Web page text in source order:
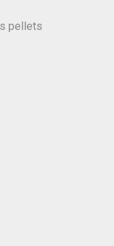
pellets